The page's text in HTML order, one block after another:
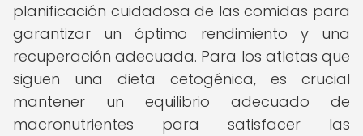
planificación cuidadosa de las comidas para
garantizar un óptimo rendimiento y una
recuperación adecuada. Para los atletas que
siguen una dieta cetogénica, es crucial
mantener un equilibrio adecuado de
macronutrientes para satisfacer las